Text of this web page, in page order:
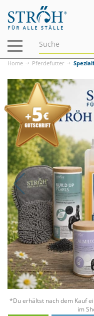
Navigation
ein-/ausblenden
Home Pferdefutter
*Du erhältst nach dem Kauf
im